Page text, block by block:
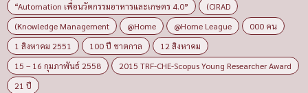
“Automation เพื่อนวัตกรรมอาหารและเกษตร 4.0”
(CIRAD
(Knowledge Management
@Home @Home League
000 คน
1 สิงหาคม 2551
100 ปี ชาตกาล
12 สิงหาคม
15 – 16 กุมภาพันธ์ 2558
2015 TRF-CHE-Scopus Young Researcher Award
21 ปี